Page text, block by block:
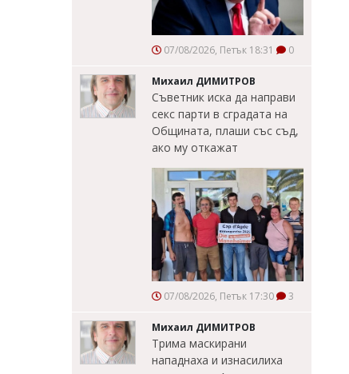
07/08/2026, Петък 18:31 0
Михаил ДИМИТРОВ
Съветник иска да направи
секс парти в сградата на
Общината, плаши със съд,
ако му откажат
07/08/2026, Петък 17:30 3
Михаил ДИМИТРОВ
Трима маскирани
нападнаха и изнасилиха